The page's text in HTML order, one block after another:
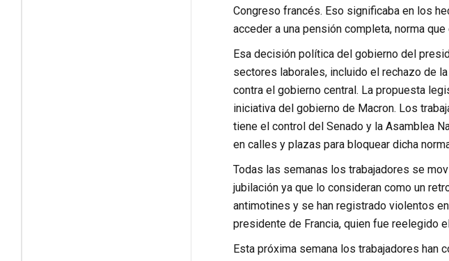
Congreso francés. Eso significaba en los
acceder a una pensión completa, norma
Esa decisión política del gobierno del
sectores laborales, incluido el rechazo de
contra el gobierno central. La propuesta
iniciativa del gobierno de Macron. Los
tiene el control del Senado y la Asamblea
en calles y plazas para bloquear dicha
Todas las semanas los trabajadores se
jubilación ya que lo consideran como un
antimotines y se han registrado violentos
presidente de Francia, quien fue reelegido
Esta próxima semana los trabajadores han